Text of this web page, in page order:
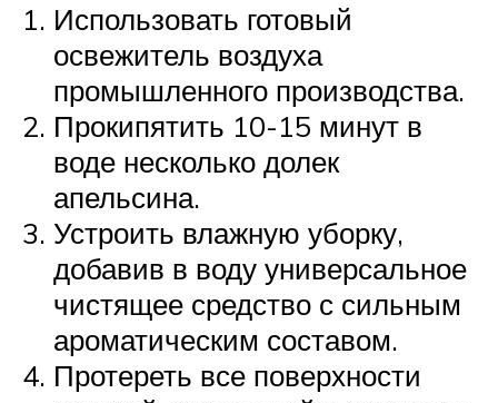
Использовать готовый
освежитель воздуха
промышленного производства.
Прокипятить 10-15 минут в
воде несколько долек
апельсина.
Устроить влажную уборку,
добавив в воду универсальное
чистящее средство с сильным
ароматическим составом.
Протереть все поверхности